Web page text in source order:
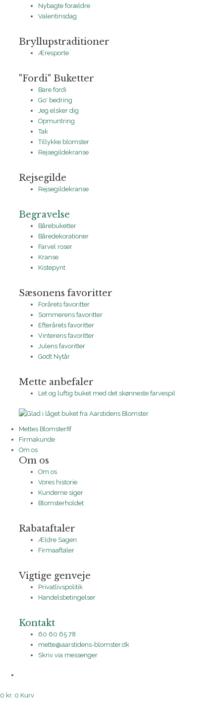
Nybagte forældre
Valentinsdag
Bryllupstraditioner
Æresporte
"Fordi" Buketter
Bare fordi
Go' bedring
Jeg elsker dig
Opmuntring
Tak
Tillykke blomster
Rejsegildekranse
Rejsegilde
Rejsegildekranse
Begravelse
Bårebuketter
Båredekorationer
Farvel roser
Kranse
Kistepynt
Sæsonens favoritter
Forårets favoritter
Sommerens favoritter
Efterårets favoritter
Vinterens favoritter
Julens favoritter
Godt Nytår
Mette anbefaler
Let og luftig buket med det skønneste farvespil
Mettes Blomsterfif
Firmakunde
Om os
Om os
Om os
Vores historie
Kunderne siger
Blomsterholdet
Rabataftaler
Ældre Sagen
Firmaaftaler
Vigtige genveje
Privatlivspolitik
Handelsbetingelser
Kontakt
60 60 65 78
mette@aarstidens-blomster.dk
Skriv via messenger
0 kr. 0 Kurv